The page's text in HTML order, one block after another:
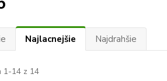
Najlacnejšie Najdrahšie
1-14 z 14